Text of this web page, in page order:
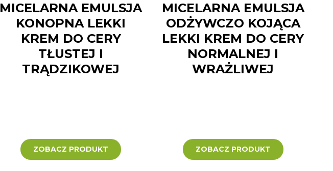
MICELARNA EMULSJA
KONOPNA LEKKI
KREM DO CERY
TŁUSTEJ I
TRĄDZIKOWEJ
ZOBACZ PRODUKT
MICELARNA EMULSJA
ODŻYWCZO KOJĄCA
LEKKI KREM DO CERY
NORMALNEJ I
WRAŻLIWEJ
ZOBACZ PRODUKT